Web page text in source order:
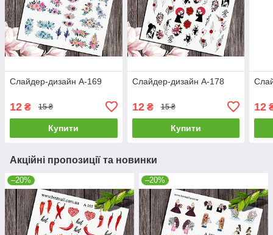
Слайдер-дизайн A-169
12 ₴ 15 ₴
Купити
Слайдер-дизайн A-178
12₴ 15 ₴
Купити
12
Акційні пропозиції та новинки
–20% –20%